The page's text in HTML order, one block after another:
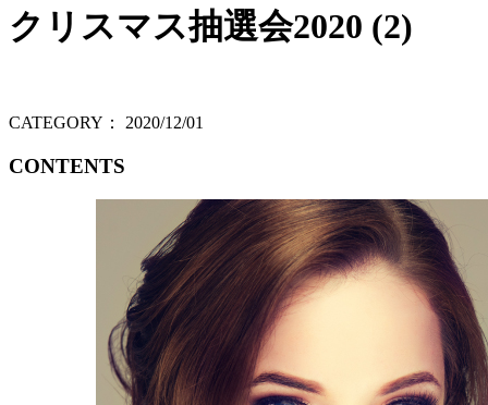
クリスマス抽選会2020 (2)
CATEGORY： 2020/12/01
CONTENTS